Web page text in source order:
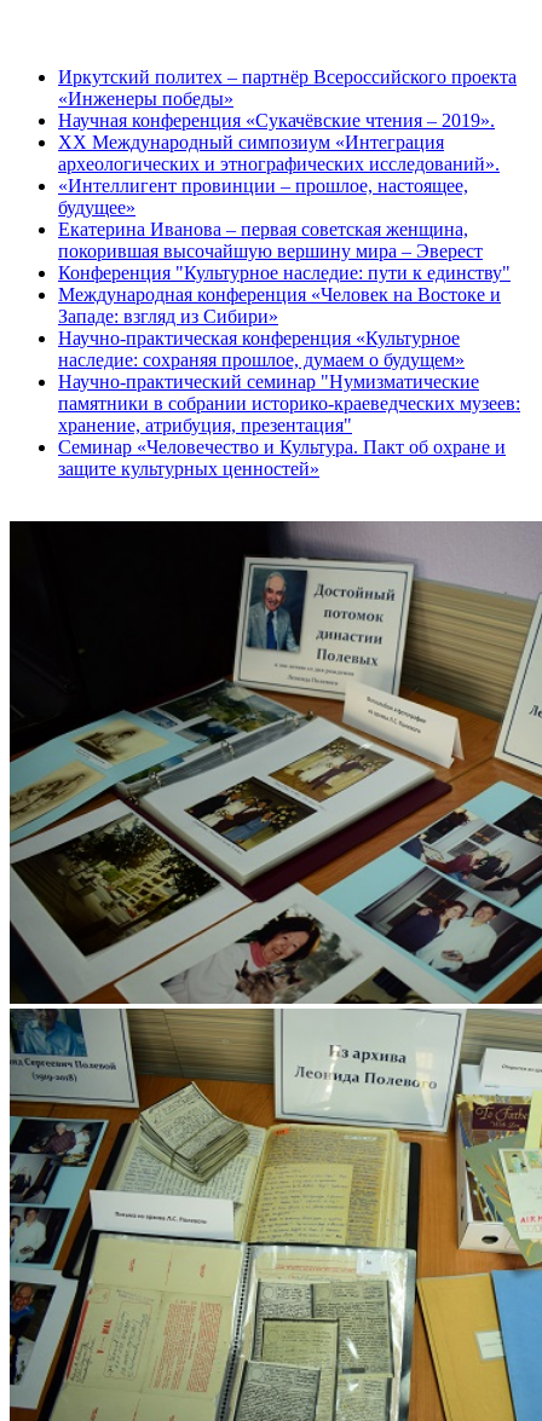
Иркутский политех – партнёр Всероссийского проекта
«Инженеры победы»
Научная конференция «Сукачёвские чтения – 2019».
XX Международный симпозиум «Интеграция
археологических и этнографических исследований».
«Интеллигент провинции – прошлое, настоящее,
будущее»
Екатерина Иванова – первая советская женщина,
покорившая высочайшую вершину мира – Эверест
Конференция "Культурное наследие: пути к единству"
Международная конференция «Человек на Востоке и
Западе: взгляд из Сибири»
Научно-практическая конференция «Культурное
наследие: сохраняя прошлое, думаем о будущем»
Научно-практический семинар "Нумизматические
памятники в собрании историко-краеведческих музеев:
хранение, атрибуция, презентация"
Семинар «Человечество и Культура. Пакт об охране и
защите культурных ценностей»